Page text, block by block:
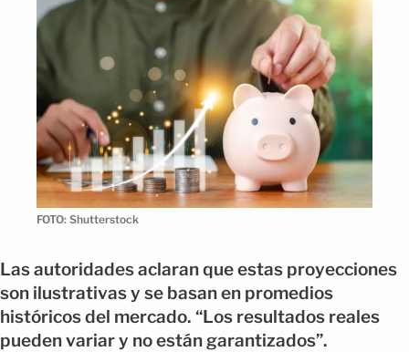
FOTO: Shutterstock
Las autoridades aclaran que estas proyecciones
son ilustrativas y se basan en promedios
históricos del mercado. “Los resultados reales
pueden variar y no están garantizados”.